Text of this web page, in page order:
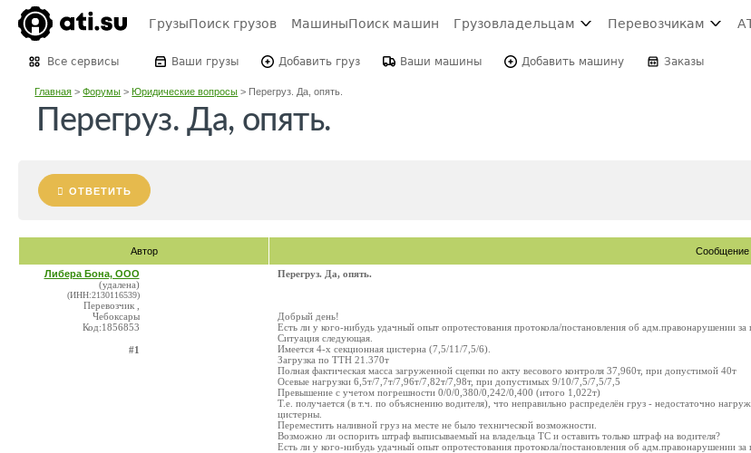
ГрузыПоиск грузов МашиныПоиск машин Грузовладельцам Перевозчикам
Все сервисы Ваши грузы Добавить груз Ваши машины Добавить машину Заказы
Главная >Форумы >Юридические вопросы > Перегруз. Да, опять.
Перегруз. Да, опять.
ОТВЕТИТЬ
Автор Сообщение
Либера Бона, ООО
(удалена)
(ИНН:2130116539)
Перевозчик ,
Чебоксары
Код:1856853
#1
Перегруз. Да, опять.
Добрый день!
Есть ли у кого-нибудь удачный опыт опротестования протокола/постановления об адм.правонарушении
Ситуация следующая.
Имеется 4-х секционная цистерна (7,5/11/7,5/6).
Загрузка по ТТН 21.370т
Полная фактическая масса загруженной сцепки по акту весового контроля 37,960т, при допустимой 40т
Осевые нагрузки 6,5т/7,7т/7,96т/7,82т/7,98т, при допустимых 9/10/7,5/7,5/7,5
Превышение с учетом погрешности 0/0/0,380/0,242/0,400 (итого 1,022т)
Т.е. получается (в т.ч. по объяснению водителя), что неправильно распределён груз - недостаточно
цистерны.
Переместить наливной груз на месте не было технической возможности.
Возможно ли оспорить штраф выписываемый на владельца ТС и оставить только штраф на водителя?
Есть ли у кого-нибудь удачный опыт опротестования протокола/постановления об адм.правонарушении